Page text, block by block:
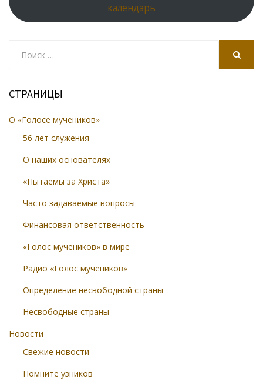
календарь
СТРАНИЦЫ
О «Голосе мучеников»
56 лет служения
О наших основателях
«Пытаемы за Христа»
Часто задаваемые вопросы
Финансовая ответственность
«Голос мучеников» в мире
Радио «Голос мучеников»
Определение несвободной страны
Несвободные страны
Новости
Свежие новости
Помните узников